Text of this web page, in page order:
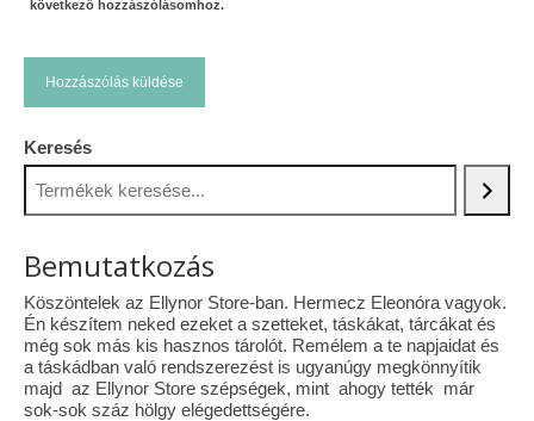
következő hozzászólásomhoz.
Keresés
Bemutatkozás
Köszöntelek az Ellynor Store-ban. Hermecz Eleonóra vagyok.
Én készítem neked ezeket a szetteket, táskákat, tárcákat és
még sok más kis hasznos tárolót. Remélem a te napjaidat és
a táskádban való rendszerezést is ugyanúgy megkönnyítik
majd az Ellynor Store szépségek, mint ahogy tették már
sok-sok száz hölgy elégedettségére.